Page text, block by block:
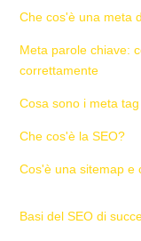
Basi del SEO di
Che cos'è una meta
Meta parole chiave:
correttamente
Cosa sono i meta
Che cos'è la SEO?
Cos'è una sitemap e